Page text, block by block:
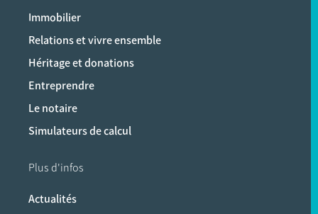
Immobilier
Relations et vivre ensemble
Héritage et donations
Entreprendre
Le notaire
Simulateurs de calcul
Plus d'infos
Actualités